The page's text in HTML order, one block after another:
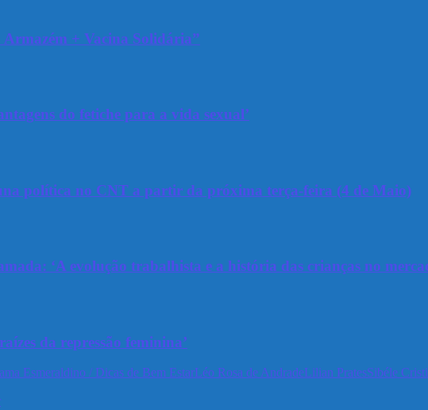
+ Vacina Solidária”
do fetiche para a vida sexual’
política no CNT a partir da próxima terça-feira (4 de Maio)
‘A evolução trabalhista e a história das crianças no
da repressão feminina’
Esmeraldino / Dicas de Bem EstarLéo Rosa de AndradeLilian PratesSibéle